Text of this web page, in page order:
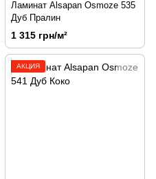
Ламинат Alsapan Osmoze 535
Дуб Пралин
1 315 грн/м²
АКЦИЯ